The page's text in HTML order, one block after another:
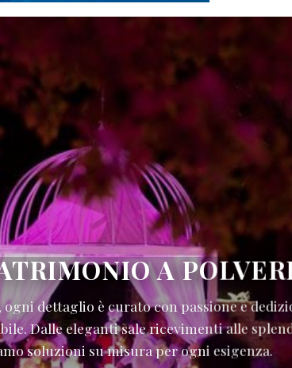
A
dettaglio è curato con passione e
Dalle eleganti sale ricevimenti alle
soluzioni su misura per ogni esigenza.